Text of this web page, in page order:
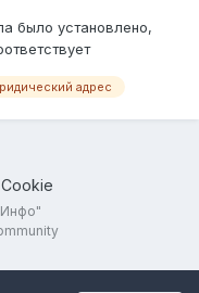
было установлено,
нарушения. Я в этом
адрес
Cookie